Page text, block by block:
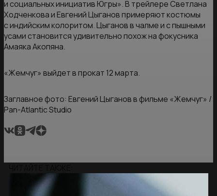
и социальных инициатив Югры». В трейлере Светлана
Ходченкова и Евгений Цыганов примеряют костюмы
с индийским колоритом. Цыганов в чалме и с пышными
усами становится удивительно похож на фокусника
Амаяка Акопяна.
«Жемчуг» выйдет в прокат 12 марта.
Заглавное фото: Евгений Цыганов в фильме «Жемчуг» /
Pan-Atlantic Studio